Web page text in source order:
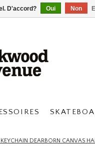
DEARBORN CANVAS
D'accord? Oui Non